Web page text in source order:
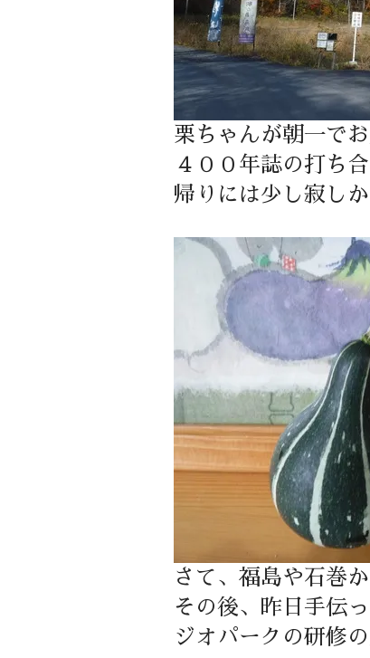
栗ちゃんが朝一で
４００年誌の打ち
帰りには少し寂し
さて、福島や石巻
その後、昨日手伝
ジオパークの研修